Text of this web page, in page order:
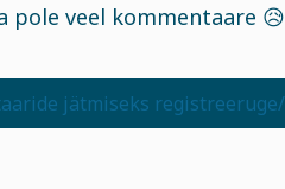
pole veel kommentaare
jätmiseks